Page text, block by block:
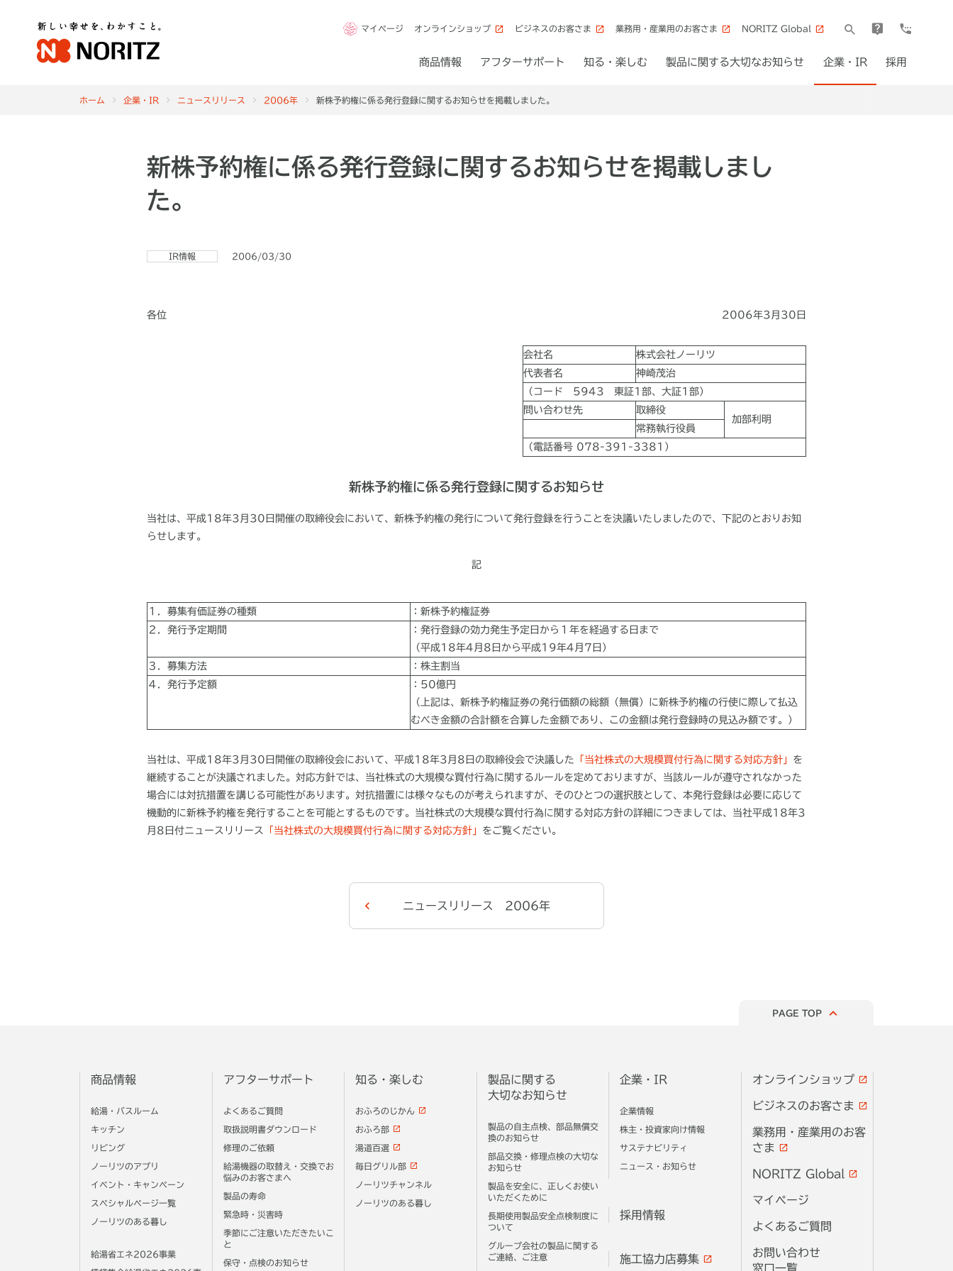
マイページ オンラインショップ ビジネスのお客さま 業務用・産業用のお客さま NORITZ Global
商品情報 アフターサポート 知る・楽しむ 製品に関する大切なお知らせ 企業・IR 採用
ホーム 企業・IR ニュースリリース 2006年 新株予約権に係る発行登録に関するお知らせを掲載しました。
新株予約権に係る発行登録に関するお知らせを掲載しまし
た。
IR情報 2006/03/30
各位 2006年3月30日
会社名
株式会社ノーリツ
代表者名
神崎茂治
（コード 5943 東証1部、大証1部）
問い合わせ先
取締役
加部利明
常務執行役員
（電話番号 078-391-3381）
新株予約権に係る発行登録に関するお知らせ
当社は、平成18年3月30日開催の取締役会において、新株予約権の発行について発行登録を行うことを決議いたしましたので、下記のとおりお知
らせします。
記
１．募集有価証券の種類
：新株予約権証券
２．発行予定期間
：発行登録の効力発生予定日から１年を経過する日まで
（平成18年4月8日から平成19年4月7日）
３．募集方法
：株主割当
４．発行予定額
：50億円
（上記は、新株予約権証券の発行価額の総額（無償）に新株予約権の行使に際して払込
むべき金額の合計額を合算した金額であり、この金額は発行登録時の見込み額です。）
当社は、平成18年3月30日開催の取締役会において、平成18年3月8日の取締役会で決議した 「当社株式の大規模買付行為に関する対応方針」 を
継続することが決議されました。対応方針では、当社株式の大規模な買付行為に関するルールを定めておりますが、当該ルールが遵守されなかった
場合には対抗措置を講じる可能性があります。対抗措置には様々なものが考えられますが、そのひとつの選択肢として、本発行登録は必要に応じて
機動的に新株予約権を発行することを可能とするものです。当社株式の大規模な買付行為に関する対応方針の詳細につきましては、当社平成18年3
月8日付ニュースリリース
「当社株式の大規模買付行為に関する対応方針」 をご覧ください。
ニュースリリース 2006年
PAGE TOP
商品情報
給湯・バスルーム
キッチン
リビング
ノーリツのアプリ
イベント・キャンペーン
スペシャルページ一覧
ノーリツのある暮し
給湯省エネ2026事業
アフターサポート
よくあるご質問
取扱説明書ダウンロード
修理のご依頼
給湯機器の取替え・交換でお
悩みのお客さまへ
製品の寿命
緊急時・災害時
季節にご注意いただきたいこ
と
保守・点検のお知らせ
知る・楽しむ
おふろのじかん
おふろ部
湯道百選
毎日グリル部
ノーリツチャンネル
ノーリツのある暮し
製品に関する
大切なお知らせ
製品の自主点検、部品無償交
換のお知らせ
部品交換・修理点検の大切な
お知らせ
製品を安全に、正しくお使い
いただくために
長期使用製品安全点検制度に
ついて
グループ会社の製品に関する
ご連絡、ご注意
企業・IR
企業情報
株主・投資家向け情報
サステナビリティ
ニュース・お知らせ
採用情報
施工協力店募集
オンラインショップ
ビジネスのお客さま
業務用・産業用のお客
さま
NORITZ Global
マイページ
よくあるご質問
お問い合わせ
窓口一覧